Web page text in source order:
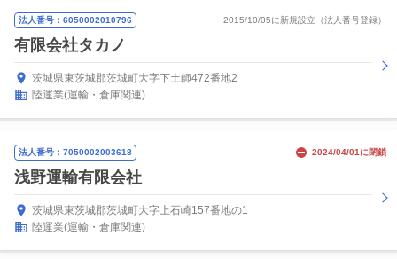
法人番号：6050002010796 2015/10/05に新規設立（法人番号登録）
有限会社タカノ
茨城県東茨城郡茨城町大字下土師472番地2
陸運業(運輸・倉庫関連)
法人番号：7050002003618 2024/04/01に閉鎖
浅野運輸有限会社
茨城県東茨城郡茨城町大字上石崎157番地の1
陸運業(運輸・倉庫関連)